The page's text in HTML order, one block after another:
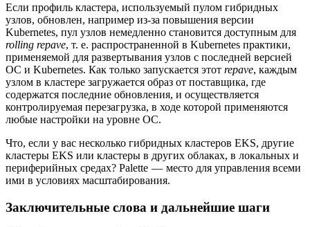
Если профиль кластера, используемый пулом гибридных
узлов, обновлен, например из-за повышения версии
Kubernetes, пул узлов немедленно становится доступным для
rolling repave, т. е. распространенной в Kubernetes практики,
применяемой для развертывания узлов с последней версией
ОС и Kubernetes. Как только запускается этот repave, каждым
узлом в кластере загружается образ от поставщика, где
содержатся последние обновления, и осуществляется
контролируемая перезагрузка, в ходе которой применяются
любые настройки на уровне ОС.
Что, если у вас несколько гибридных кластеров EKS, другие
кластеры EKS или кластеры в других облаках, в локальных и
периферийных средах? Palette — место для управления всеми
ими в условиях масштабирования.
Заключительные слова и дальнейшие шаги